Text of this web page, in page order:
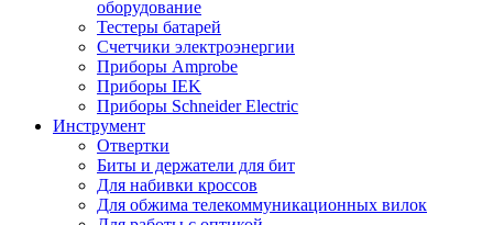
оборудование
Тестеры батарей
Счетчики электроэнергии
Приборы Amprobe
Приборы IEK
Приборы Schneider Electric
Инструмент
Отвертки
Биты и держатели для бит
Для набивки кроссов
Для обжима телекоммуникационных вилок